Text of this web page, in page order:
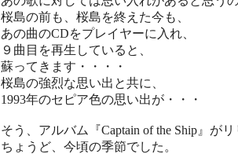
桜島の前も、桜島を終えた今も、
あの曲のCDをプレイヤーに入れ、
９曲目を再生していると、
蘇ってきます・・・・
桜島の強烈な思い出と共に、
1993年のセピア色の思い出が・・・
そう、アルバム『Captain of the Ship』が
ちょうど、今頃の季節でした。